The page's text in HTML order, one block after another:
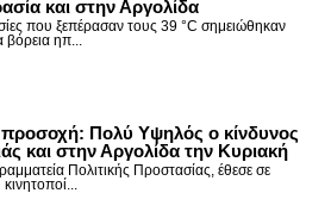
και στην Αργολίδα
που ξεπέρασαν τους 39 °C σημειώθηκαν
βόρεια ηπ...
Πολύ Υψηλός ο κίνδυνος
και στην Αργολίδα την Κυριακή
Πολιτικής Προστασίας, έθεσε σε